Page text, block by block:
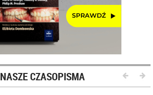
NASZE CZASOPISMA